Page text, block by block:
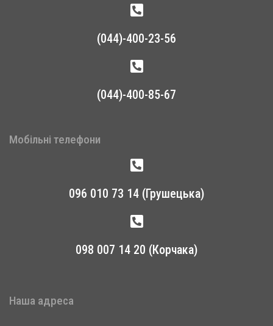
(044)-400-23-56
(044)-400-85-67
Мобільні телефони
096 010 73 14 (Грушецька)
098 007 14 20 (Корчака)
Наша адреса